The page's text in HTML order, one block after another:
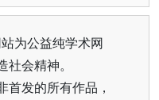
为公益纯学术网
会精神。
首发的所有作品，